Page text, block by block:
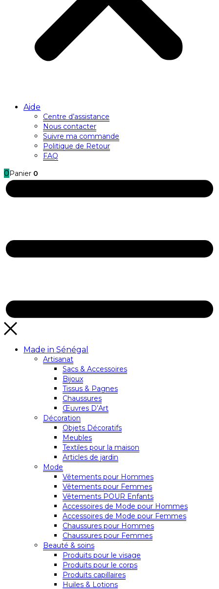
Aide
Centre d’assistance
Nous contacter
Suivre ma commande
Politique de Retour
FAQ
0 Panier 0
Made in Sénégal
Artisanat
Sacs & Accessoires
Bijoux
Tissus & Pagnes
Chaussures
Œuvres D’Art
Décoration
Objets Décoratifs
Meubles
Textiles pour la maison
Articles de jardin
Mode
Vêtements pour Hommes
Vêtements pour Femmes
Vêtements POUR Enfants
Accessoires de Mode pour Hommes
Accessoires de Mode pour Femmes
Chaussures pour Hommes
Chaussures pour Femmes
Beauté & soins
Produits pour le visage
Produits pour le corps
Produits capillaires
Huiles & Lotions